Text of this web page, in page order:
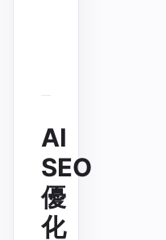
AI
SEO
優
化